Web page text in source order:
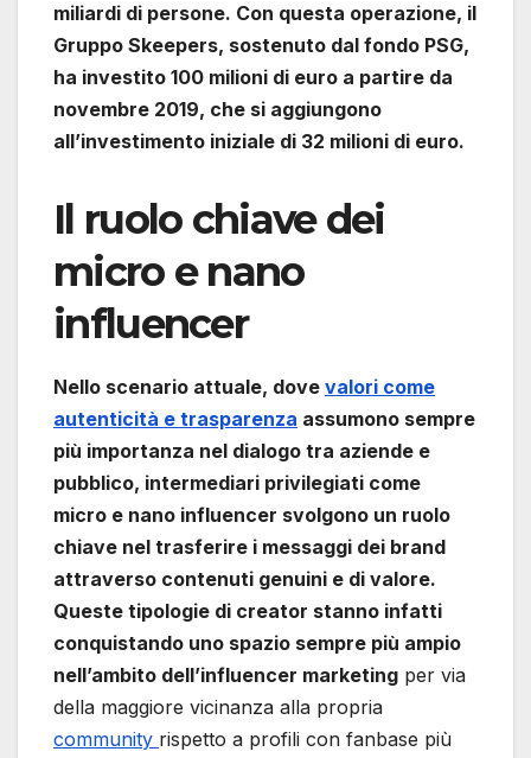
miliardi di persone. Con questa operazione, il
Gruppo Skeepers, sostenuto dal fondo PSG,
ha investito 100 milioni di euro a partire da
novembre 2019, che si aggiungono
all’investimento iniziale di 32 milioni di euro.
Il ruolo chiave dei
micro e nano
influencer
Nello scenario attuale, dove valori come
autenticità e trasparenza assumono sempre
più importanza nel dialogo tra aziende e
pubblico, intermediari privilegiati come
micro e nano influencer svolgono un ruolo
chiave nel trasferire i messaggi dei brand
attraverso contenuti genuini e di valore.
Queste tipologie di creator stanno infatti
conquistando uno spazio sempre più ampio
nell’ambito dell’influencer marketing per via
della maggiore vicinanza alla propria
community rispetto a profili con fanbase più